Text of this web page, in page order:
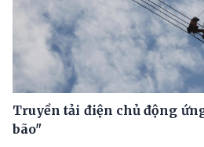
Truyền tải điện chủ động
bão"